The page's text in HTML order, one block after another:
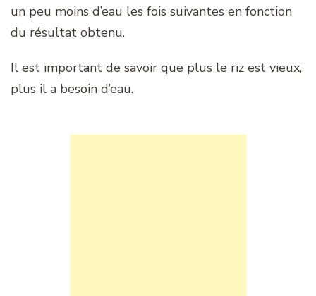
un peu moins d’eau les fois suivantes en fonction
du résultat obtenu.
Il est important de savoir que plus le riz est vieux,
plus il a besoin d’eau.